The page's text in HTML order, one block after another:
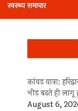
स्वस्थ्य समाचार
कांवड़ यात्रा:
भीड़ बढ़ते ही
August 6,